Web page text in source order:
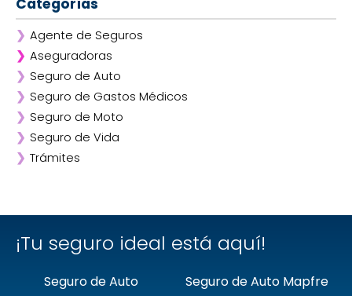
Categorías
❯ Agente de Seguros
❯ Aseguradoras
❯ Afirme
❯ ANA
❯ AXA
❯ Chubb
❯ GNP
❯ Seguro de Auto
❯ Seguro de Gastos Médicos
❯ Seguro de Moto
❯ Seguro de Vida
❯ Trámites
¡Tu seguro ideal está aquí!
Seguro de Auto
Seguro de Auto Mapfre